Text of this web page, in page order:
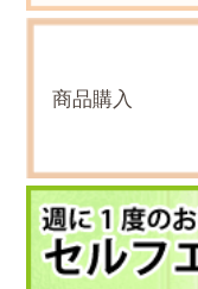
商品購入